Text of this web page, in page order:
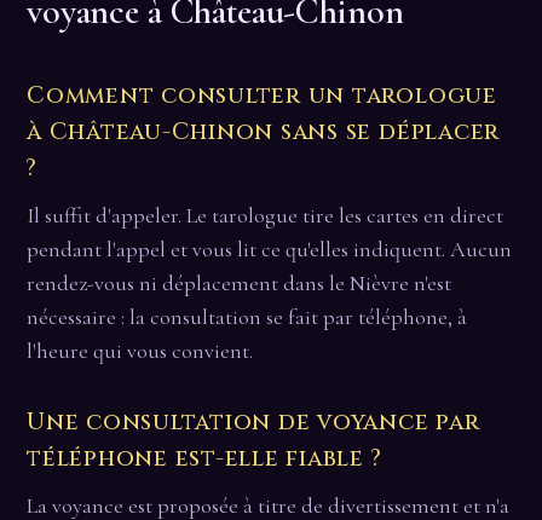
voyance à Château-Chinon
Comment consulter un tarologue
à Château-Chinon sans se déplacer
?
Il suffit d'appeler. Le tarologue tire les cartes en direct
pendant l'appel et vous lit ce qu'elles indiquent. Aucun
rendez-vous ni déplacement dans le Nièvre n'est
nécessaire : la consultation se fait par téléphone, à
l'heure qui vous convient.
Une consultation de voyance par
téléphone est-elle fiable ?
La voyance est proposée à titre de divertissement et n'a